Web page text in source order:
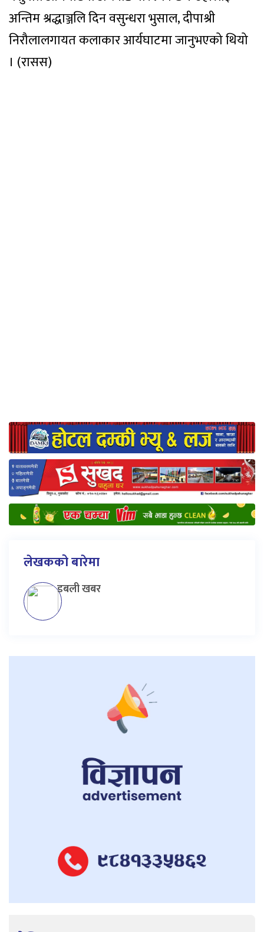
अन्तिम श्रद्धाञ्जलि दिन वसुन्धरा भुसाल, दीपाश्री
निरौलालगायत कलाकार आर्यघाटमा जानुभएको थियो
। (रासस)
लेखकको बारेमा
डबली खबर